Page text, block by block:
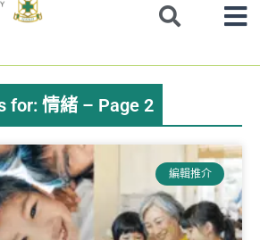
for: 情緒 – Page 2
編輯推介
PagePagePage